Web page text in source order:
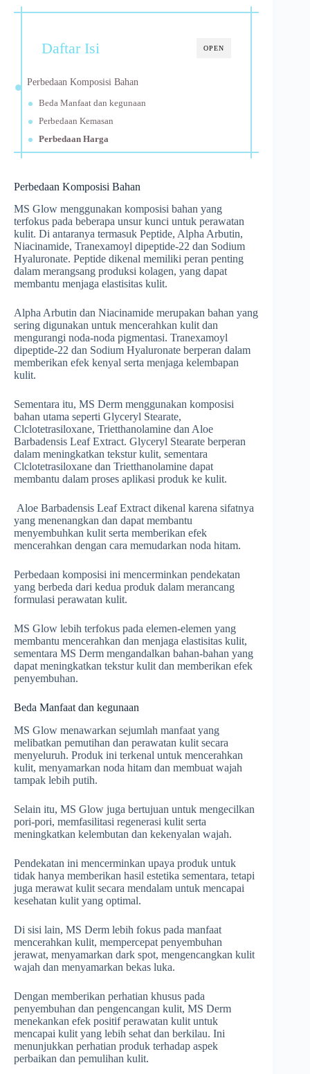
OPEN
Daftar Isi
Perbedaan Komposisi Bahan
Beda Manfaat dan kegunaan
Perbedaan Kemasan
Perbedaan Harga
Perbedaan Komposisi Bahan
MS Glow menggunakan komposisi bahan yang
terfokus pada beberapa unsur kunci untuk perawatan
kulit. Di antaranya termasuk Peptide, Alpha Arbutin,
Niacinamide, Tranexamoyl dipeptide-22 dan Sodium
Hyaluronate. Peptide dikenal memiliki peran penting
dalam merangsang produksi kolagen, yang dapat
membantu menjaga elastisitas kulit.
Alpha Arbutin dan Niacinamide merupakan bahan yang
sering digunakan untuk mencerahkan kulit dan
mengurangi noda-noda pigmentasi. Tranexamoyl
dipeptide-22 dan Sodium Hyaluronate berperan dalam
memberikan efek kenyal serta menjaga kelembapan
kulit.
Sementara itu, MS Derm menggunakan komposisi
bahan utama seperti Glyceryl Stearate,
Clclotetrasiloxane, Trietthanolamine dan Aloe
Barbadensis Leaf Extract. Glyceryl Stearate berperan
dalam meningkatkan tekstur kulit, sementara
Clclotetrasiloxane dan Trietthanolamine dapat
membantu dalam proses aplikasi produk ke kulit.
Aloe Barbadensis Leaf Extract dikenal karena sifatnya
yang menenangkan dan dapat membantu
menyembuhkan kulit serta memberikan efek
mencerahkan dengan cara memudarkan noda hitam.
Perbedaan komposisi ini mencerminkan pendekatan
yang berbeda dari kedua produk dalam merancang
formulasi perawatan kulit.
MS Glow lebih terfokus pada elemen-elemen yang
membantu mencerahkan dan menjaga elastisitas kulit,
sementara MS Derm mengandalkan bahan-bahan yang
dapat meningkatkan tekstur kulit dan memberikan efek
penyembuhan.
Beda Manfaat dan kegunaan
MS Glow menawarkan sejumlah manfaat yang
melibatkan pemutihan dan perawatan kulit secara
menyeluruh. Produk ini terkenal untuk mencerahkan
kulit, menyamarkan noda hitam dan membuat wajah
tampak lebih putih.
Selain itu, MS Glow juga bertujuan untuk mengecilkan
pori-pori, memfasilitasi regenerasi kulit serta
meningkatkan kelembutan dan kekenyalan wajah.
Pendekatan ini mencerminkan upaya produk untuk
tidak hanya memberikan hasil estetika sementara, tetapi
juga merawat kulit secara mendalam untuk mencapai
kesehatan kulit yang optimal.
Di sisi lain, MS Derm lebih fokus pada manfaat
mencerahkan kulit, mempercepat penyembuhan
jerawat, menyamarkan dark spot, mengencangkan kulit
wajah dan menyamarkan bekas luka.
Dengan memberikan perhatian khusus pada
penyembuhan dan pengencangan kulit, MS Derm
menekankan efek positif perawatan kulit untuk
mencapai kulit yang lebih sehat dan berkilau. Ini
menunjukkan perhatian produk terhadap aspek
perbaikan dan pemulihan kulit.